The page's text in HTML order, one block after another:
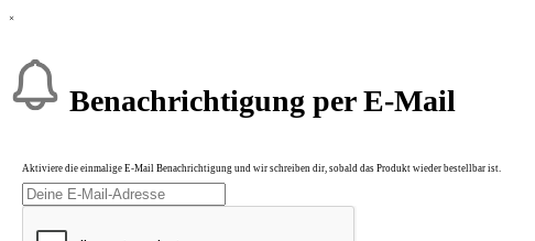
×
Benachrichtigung per E-Mail
Aktiviere die einmalige E-Mail Benachrichtigung und wir schreiben dir, sobald das Produkt wieder bestellbar ist.